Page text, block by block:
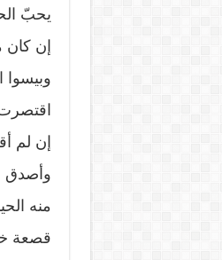
يحبّ
إن كان
وبيسوا
إن لم
وأصدق
منه
قصعة